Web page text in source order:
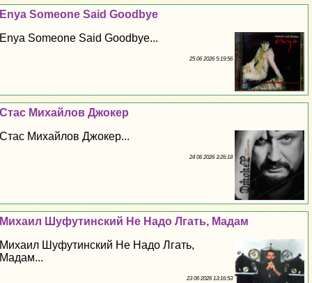
Enya Someone Said Goodbye
Enya Someone Said Goodbye...
25 06 2026 5:19:56
Стас Михайлов Джокер
Стас Михайлов Джокер...
24 06 2026 3:26:18
Михаил Шуфутинский Не Надо Лгать, Мадам
Михаил Шуфутинский Не Надо Лгать,
Мадам...
23 06 2026 13:16:53